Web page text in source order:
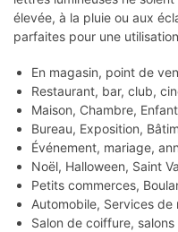
élevée, à la pluie ou aux
parfaites pour une
En magasin, point de
Restaurant, bar, club,
Maison, Chambre, Enfant
Bureau, Exposition,
Événement, mariage,
Noël, Halloween, Saint
Petits commerces,
Automobile, Services de
Salon de coiffure,